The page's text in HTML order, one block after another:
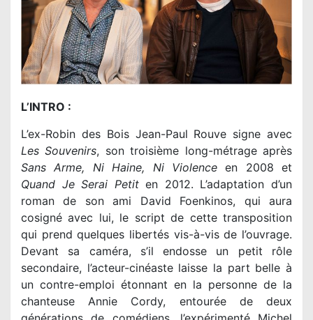
L’INTRO :
L’ex-Robin des Bois Jean-Paul Rouve signe avec
Les Souvenirs, son troisième long-métrage après
Sans Arme, Ni Haine, Ni Violenceen 2008 et
Quand Je Serai Petiten 2012. L’adaptation d’un
roman de son ami David Foenkinos, qui aura
cosigné avec lui, le script de cette transposition
qui prend quelques libertés vis-à-vis de l’ouvrage.
Devant sa caméra, s’il endosse un petit rôle
secondaire, l’acteur-cinéaste laisse la part belle à
un contre-emploi étonnant en la personne de la
chanteuse Annie Cordy, entourée de deux